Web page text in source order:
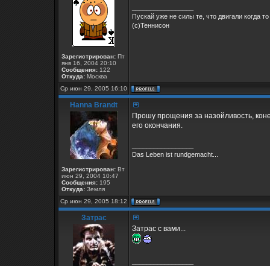
Зарегистрирован: Пт
янв 16, 2004 20:10
Сообщения: 122
Откуда: Москва
Пускай уже не силы те, что двигали когда
(с)Теннисон
Ср июн 29, 2005 16:10
Hanna Brandt
Зарегистрирован: Вт
июн 29, 2004 10:47
Сообщения: 195
Откуда: Земля
Прошу прощения за назойливость,
его окончания.
Das Leben ist rundgemacht...
Ср июн 29, 2005 18:12
Затрас
Затрас с вами...